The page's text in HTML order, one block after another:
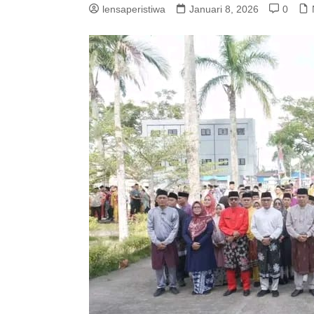
lensaperistiwa Januari 8, 2026 0